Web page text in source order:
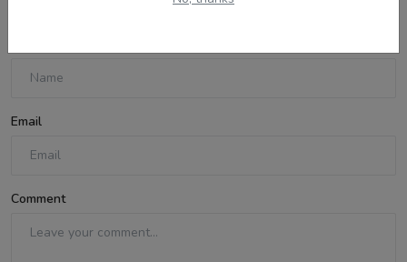
Email
Comment